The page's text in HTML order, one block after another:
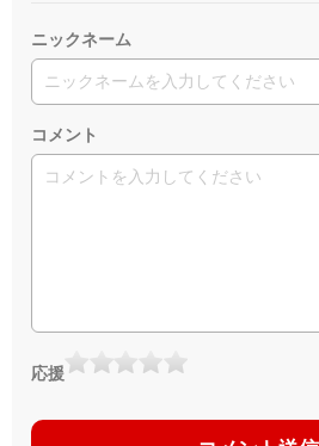
ニックネーム
コメント
応援